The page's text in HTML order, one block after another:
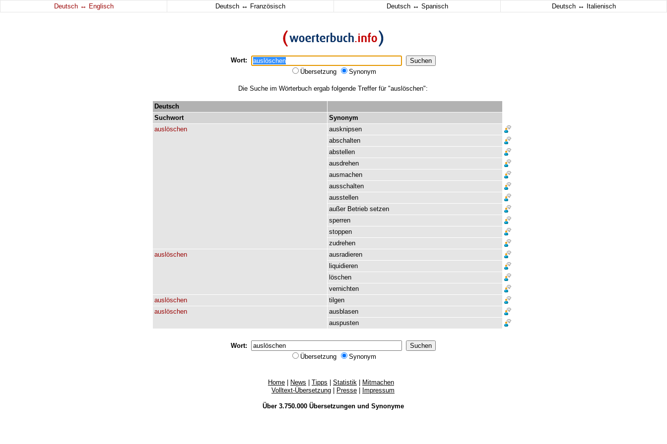
Deutsch ↔ Englisch Deutsch ↔ Französisch Deutsch ↔ Spanisch Deutsch ↔ Italienisch
Wort:
Übersetzung
Synonym
Die Suche im Wörterbuch ergab folgende Treffer für "auslöschen":
Deutsch
Suchwort
Synonym
auslöschen
ausknipsen
abschalten
abstellen
ausdrehen
ausmachen
ausschalten
ausstellen
außer Betrieb setzen
sperren
stoppen
zudrehen
auslöschen
ausradieren
liquidieren
löschen
vernichten
auslöschen
tilgen
auslöschen
ausblasen
auspusten
Wort:
Übersetzung
Synonym
Home News Tipps Statistik
Mitmachen
Volltext-Übersetzung
Presse Impressum
Über 3.750.000 Übersetzungenund Synonyme